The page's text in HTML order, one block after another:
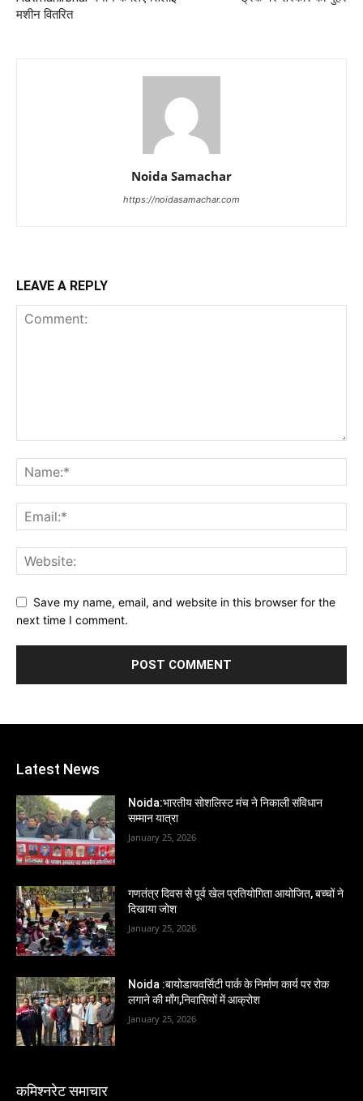
मशीन वितरित
Noida Samachar
https://noidasamachar.com
LEAVE A REPLY
Save my name, email, and website in this browser for the
next time I comment.
Latest News
Noida:भारतीय सोशलिस्ट मंच ने निकाली संविधान
सम्मान यात्रा
January 25, 2026
गणतंत्र दिवस से पूर्व खेल प्रतियोगिता आयोजित, बच्चों ने
दिखाया जोश
January 25, 2026
Noida :बायोडायवर्सिटी पार्क के निर्माण कार्य पर रोक
लगाने की माँग,निवासियों में आक्रोश
January 25, 2026
कमिश्नरेट समाचार